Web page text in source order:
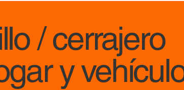
/ cerrajero
y